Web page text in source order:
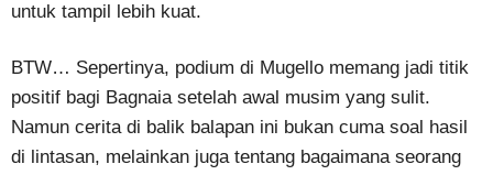
untuk tampil lebih kuat.
BTW… Sepertinya, podium di Mugello memang jadi titik
positif bagi Bagnaia setelah awal musim yang sulit.
Namun cerita di balik balapan ini bukan cuma soal hasil
di lintasan, melainkan juga tentang bagaimana seorang